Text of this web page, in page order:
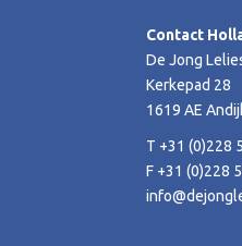
Contact
De Jong
Kerkepad 28
1619 AE
T +31 (0)228
F +31 (0)228